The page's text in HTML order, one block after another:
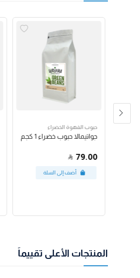
حبوب القهوة الخضراء
جواتيمالا حبوب خضراء 1 كجم
79.00
المنتجات الأعلى تقييماً